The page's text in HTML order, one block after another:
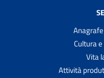
Cultura
Vita
Attività